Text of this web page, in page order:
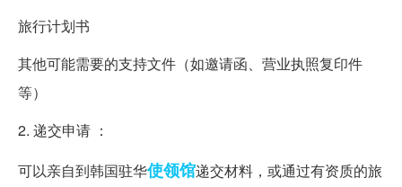
旅行计划书
其他可能需要的支持文件（如邀请函、营业执照复印件
等）
2. 递交申请 ：
可以亲自到韩国驻华使领馆递交材料，或通过有资质的旅